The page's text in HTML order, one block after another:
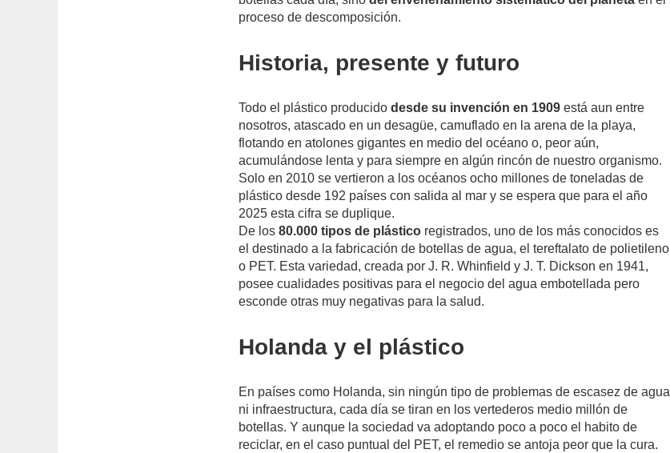
proceso de descomposición.
Historia, presente y futuro
Todo el plástico producidodesde su invención en 1909 está aun entre
nosotros, atascado en un desagüe, camuflado en la arena de la playa,
flotando en atolones gigantes en medio del océano o, peor aún,
acumulándose lenta y para siempre en algún rincón de nuestro organismo.
Solo en 2010 se vertieron a los océanos ocho millones de toneladas de
plástico desde 192 países con salida al mar y se espera que para el año
2025 esta cifra se duplique.
De los80.000 tipos de plástico registrados, uno de los más conocidos es
el destinado a la fabricación de botellas de agua, el tereftalato de polietileno
o PET. Esta variedad, creada por J. R. Whinfield y J. T. Dickson en 1941,
posee cualidades positivas para el negocio del agua embotellada pero
esconde otras muy negativas para la salud.
Holanda y el plástico
En países como Holanda, sin ningún tipo de problemas de escasez de agua
ni infraestructura, cada día se tiran en los vertederos medio millón de
botellas. Y aunque la sociedad va adoptando poco a poco el habito de
reciclar, en el caso puntual del PET, el remedio se antoja peor que la cura.